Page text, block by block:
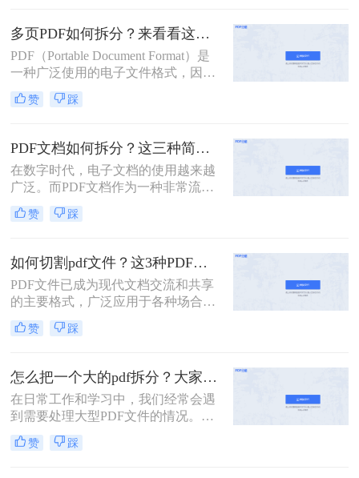
页PDF文件，以便于更灵活地管理和
使用。那么多页pdf如何拆分单页呢？
本文将详细介绍几种拆分多页PDF为
单页PDF的方法，帮助读者轻松应对
这一需求。
多页PDF如何拆分？来看看这三个PDF拆分方法！
PDF（Portable Document Format）是
一种广泛使用的电子文件格式，因其
跨平台、不易修改的特性而备受青
睐。然而，有时我们可能需要对一个
单独处理或分享其中的某一部分。那
么多页pdf如何拆分呢？本文将详细介
绍几种拆分多页PDF的方法，帮助读
者轻松应对这一需求。
赞 踩
PDF文档如何拆分？这三种简单方法可以学习！
在数字时代，电子文档的使用越来越
广泛。而PDF文档作为一种非常流行
的电子文档格式，常常用于存储和传
输各种类型的文件。然而，有时候我
时候就需要将PDF文档拆分为多个部
分。本文将介绍PDF文档如何拆分，
并提供了几种实用的方法。
赞 踩
如何切割pdf文件？这3种PDF分割方法很简单!
PDF文件已成为现代文档交流和共享
的主要格式，广泛应用于各种场合，
如商务、教育、科研等。但是，PDF
文件通常比较大，内容较多，如果需
往往会比较麻烦。为了解决这些问
题，我们需要一款方便易用的PDF文
件切割工具。那么如何切割pdf文件？
一个工具轻松搞定！一起来看看吧。
赞 踩
怎么把一个大的pdf拆分？大家试试这二种常用方法！
在日常工作和学习中，我们经常会遇
到需要处理大型PDF文件的情况。当
这些文件过于庞大，包含多个章节或
页面时，我们可能会希望将其拆分成
赞 踩